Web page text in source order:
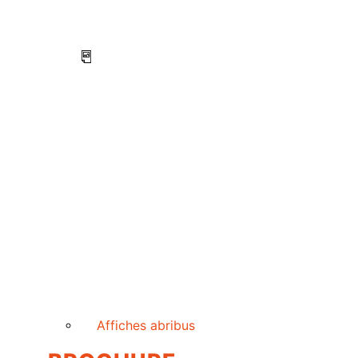
Affiches abribus